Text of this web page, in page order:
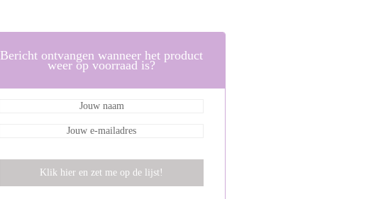
Bericht ontvangen wanneer het product
weer op voorraad is?